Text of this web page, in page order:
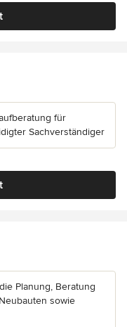
für
Sachverständiger
Planung, Beratung
sowie